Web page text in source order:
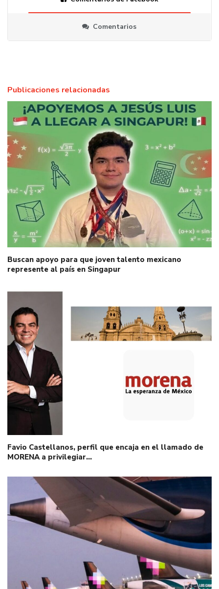
Comentarios
Publicaciones relacionadas
Buscan apoyo para que joven talento mexicano
represente al país en Singapur
Favio Castellanos, perfil que encaja en el llamado de
MORENA a privilegiar…